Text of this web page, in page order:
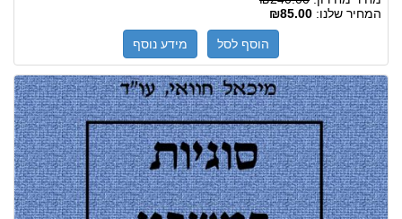
המחיר שלנו: ₪85.00
הוסף לסל מידע נוסף